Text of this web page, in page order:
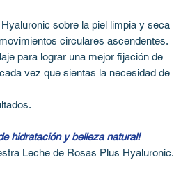
sobre la piel limpia y seca
circulares ascendentes.
para lograr una mejor fijación de
vez que sientas la necesidad de
hidratación y belleza natural!
Leche de Rosas Plus Hyaluronic.